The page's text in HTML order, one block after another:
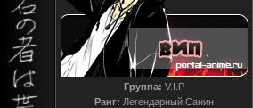
Группа: V.I.P
Ранг: Легендарный Санин